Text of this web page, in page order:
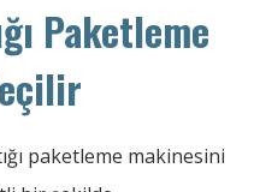
Paketleme
paketleme makinesini